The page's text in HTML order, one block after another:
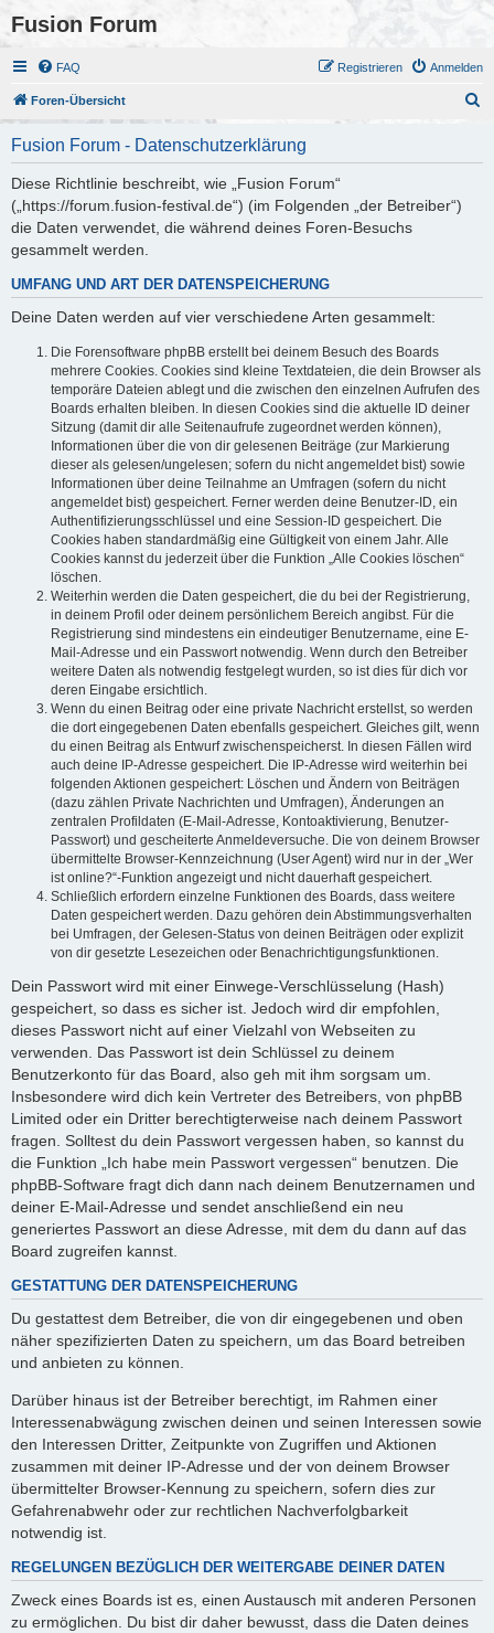
Fusion Forum
FAQ Anmelden
Registrieren
Foren-Übersicht
Fusion Forum - Datenschutzerklärung
Diese Richtlinie beschreibt, wie „Fusion Forum“
(„https://forum.fusion-festival.de“) (im Folgenden „der Betreiber“)
die Daten verwendet, die während deines Foren-Besuchs
gesammelt werden.
UMFANG UND ART DER DATENSPEICHERUNG
Deine Daten werden auf vier verschiedene Arten gesammelt:
Die Forensoftware phpBB erstellt bei deinem Besuch des Boards
mehrere Cookies. Cookies sind kleine Textdateien, die dein Browser als
temporäre Dateien ablegt und die zwischen den einzelnen Aufrufen des
Boards erhalten bleiben. In diesen Cookies sind die aktuelle ID deiner
Sitzung (damit dir alle Seitenaufrufe zugeordnet werden können),
Informationen über die von dir gelesenen Beiträge (zur Markierung
dieser als gelesen/ungelesen; sofern du nicht angemeldet bist) sowie
Informationen über deine Teilnahme an Umfragen (sofern du nicht
angemeldet bist) gespeichert. Ferner werden deine Benutzer-ID, ein
Authentifizierungsschlüssel und eine Session-ID gespeichert. Die
Cookies haben standardmäßig eine Gültigkeit von einem Jahr. Alle
Cookies kannst du jederzeit über die Funktion „Alle Cookies löschen“
löschen.
Weiterhin werden die Daten gespeichert, die du bei der Registrierung,
in deinem Profil oder deinem persönlichem Bereich angibst. Für die
Registrierung sind mindestens ein eindeutiger Benutzername, eine E-
Mail-Adresse und ein Passwort notwendig. Wenn durch den Betreiber
weitere Daten als notwendig festgelegt wurden, so ist dies für dich vor
deren Eingabe ersichtlich.
Wenn du einen Beitrag oder eine private Nachricht erstellst, so werden
die dort eingegebenen Daten ebenfalls gespeichert. Gleiches gilt, wenn
du einen Beitrag als Entwurf zwischenspeicherst. In diesen Fällen wird
auch deine IP-Adresse gespeichert. Die IP-Adresse wird weiterhin bei
folgenden Aktionen gespeichert: Löschen und Ändern von Beiträgen
(dazu zählen Private Nachrichten und Umfragen), Änderungen an
zentralen Profildaten (E-Mail-Adresse, Kontoaktivierung, Benutzer-
Passwort) und gescheiterte Anmeldeversuche. Die von deinem Browser
übermittelte Browser-Kennzeichnung (User Agent) wird nur in der „Wer
ist online?“-Funktion angezeigt und nicht dauerhaft gespeichert.
Schließlich erfordern einzelne Funktionen des Boards, dass weitere
Daten gespeichert werden. Dazu gehören dein Abstimmungsverhalten
bei Umfragen, der Gelesen-Status von deinen Beiträgen oder explizit
von dir gesetzte Lesezeichen oder Benachrichtigungsfunktionen.
Dein Passwort wird mit einer Einwege-Verschlüsselung (Hash)
gespeichert, so dass es sicher ist. Jedoch wird dir empfohlen,
dieses Passwort nicht auf einer Vielzahl von Webseiten zu
verwenden. Das Passwort ist dein Schlüssel zu deinem
Benutzerkonto für das Board, also geh mit ihm sorgsam um.
Insbesondere wird dich kein Vertreter des Betreibers, von phpBB
Limited oder ein Dritter berechtigterweise nach deinem Passwort
fragen. Solltest du dein Passwort vergessen haben, so kannst du
die Funktion „Ich habe mein Passwort vergessen“ benutzen. Die
phpBB-Software fragt dich dann nach deinem Benutzernamen und
deiner E-Mail-Adresse und sendet anschließend ein neu
generiertes Passwort an diese Adresse, mit dem du dann auf das
Board zugreifen kannst.
GESTATTUNG DER DATENSPEICHERUNG
Du gestattest dem Betreiber, die von dir eingegebenen und oben
näher spezifizierten Daten zu speichern, um das Board betreiben
und anbieten zu können.
Darüber hinaus ist der Betreiber berechtigt, im Rahmen einer
Interessenabwägung zwischen deinen und seinen Interessen sowie
den Interessen Dritter, Zeitpunkte von Zugriffen und Aktionen
zusammen mit deiner IP-Adresse und der von deinem Browser
übermittelter Browser-Kennung zu speichern, sofern dies zur
Gefahrenabwehr oder zur rechtlichen Nachverfolgbarkeit
notwendig ist.
REGELUNGEN BEZÜGLICH DER WEITERGABE DEINER DATEN
Zweck eines Boards ist es, einen Austausch mit anderen Personen
zu ermöglichen. Du bist dir daher bewusst, dass die Daten deines